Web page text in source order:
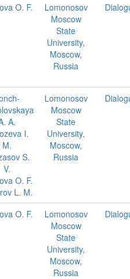
O. F.
Lomonosov
Moscow
State
University,
Moscow,
Russia
A.
I.
M.
S.
V.
O. F.
L. M.
Lomonosov
Moscow
State
University,
Moscow,
Russia
O. F.
Lomonosov
Moscow
State
University,
Moscow,
Russia